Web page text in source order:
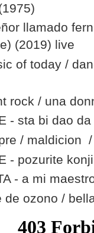
llamado
(2019) live
of today /
rock / una
- sta bi dao
/ maldicion
- pozurite
- a mi
de ozono /